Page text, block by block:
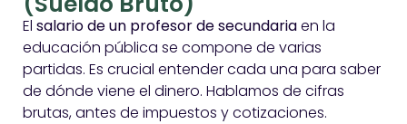
El salario de un profesor de secundariaen la
educación pública se compone de varias
partidas. Es crucial entender cada una para saber
de dónde viene el dinero. Hablamos de cifras
brutas, antes de impuestos y cotizaciones.